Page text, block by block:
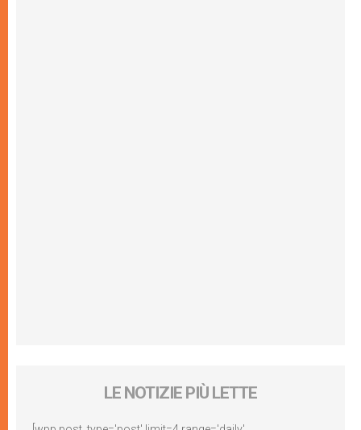
LE NOTIZIE PIÙ LETTE